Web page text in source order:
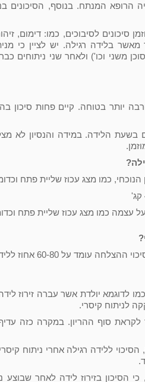
הרופא המנתח. בנוסף, הסיכונים
סיכונים לסיבוכים, כמו: דימום,
מאשר בלידה רגילה. יש לציין כי
משני וכו') ולאחר שני ניתוחים
יותר בטוחה. קיים פחות סיכון
הלידה. במידה והנסיון לא
הנוכחי, כמו מצג עכוז שליית פתח
עצמה כמו מצג עכוז שליית פתח
על 60-80 אחוז ללידה רגילה.
לניתוח קיסרי.
סוף ההריון. במקרה כזה
לידה, הסיכוי ללידה רגילה אחרי ניתוח
הסיכון בזירוז לידה לאחר שבוצע